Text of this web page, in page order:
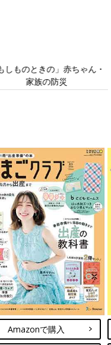
しものときの」赤ちゃん・
家族の防災
Amazonで購入